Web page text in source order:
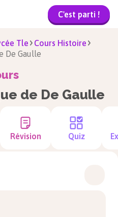
C'est parti !
Tle
Cours Histoire
De Gaulle
de De Gaulle
Révision Quiz